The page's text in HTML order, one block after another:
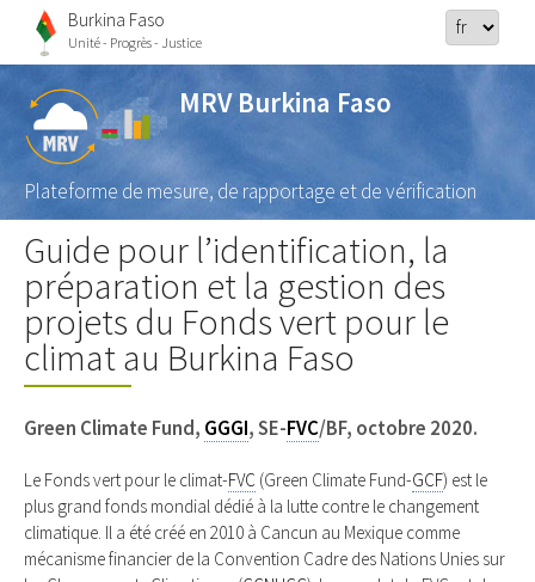
Burkina Faso
Unité - Progrès - Justice
MRV Burkina Faso
Plateforme de mesure, de rapportage et de vérification
Guide pour l’identification, la
préparation et la gestion des
projets du Fonds vert pour le
climat au Burkina Faso
Green Climate Fund, GGGI, SE-FVC/BF, octobre 2020.
Le Fonds vert pour le climat-FVC (Green Climate Fund-GCF) est le
plus grand fonds mondial dédié à la lutte contre le changement
climatique. Il a été créé en 2010 à Cancun au Mexique comme
mécanisme financier de la Convention Cadre des Nations Unies sur